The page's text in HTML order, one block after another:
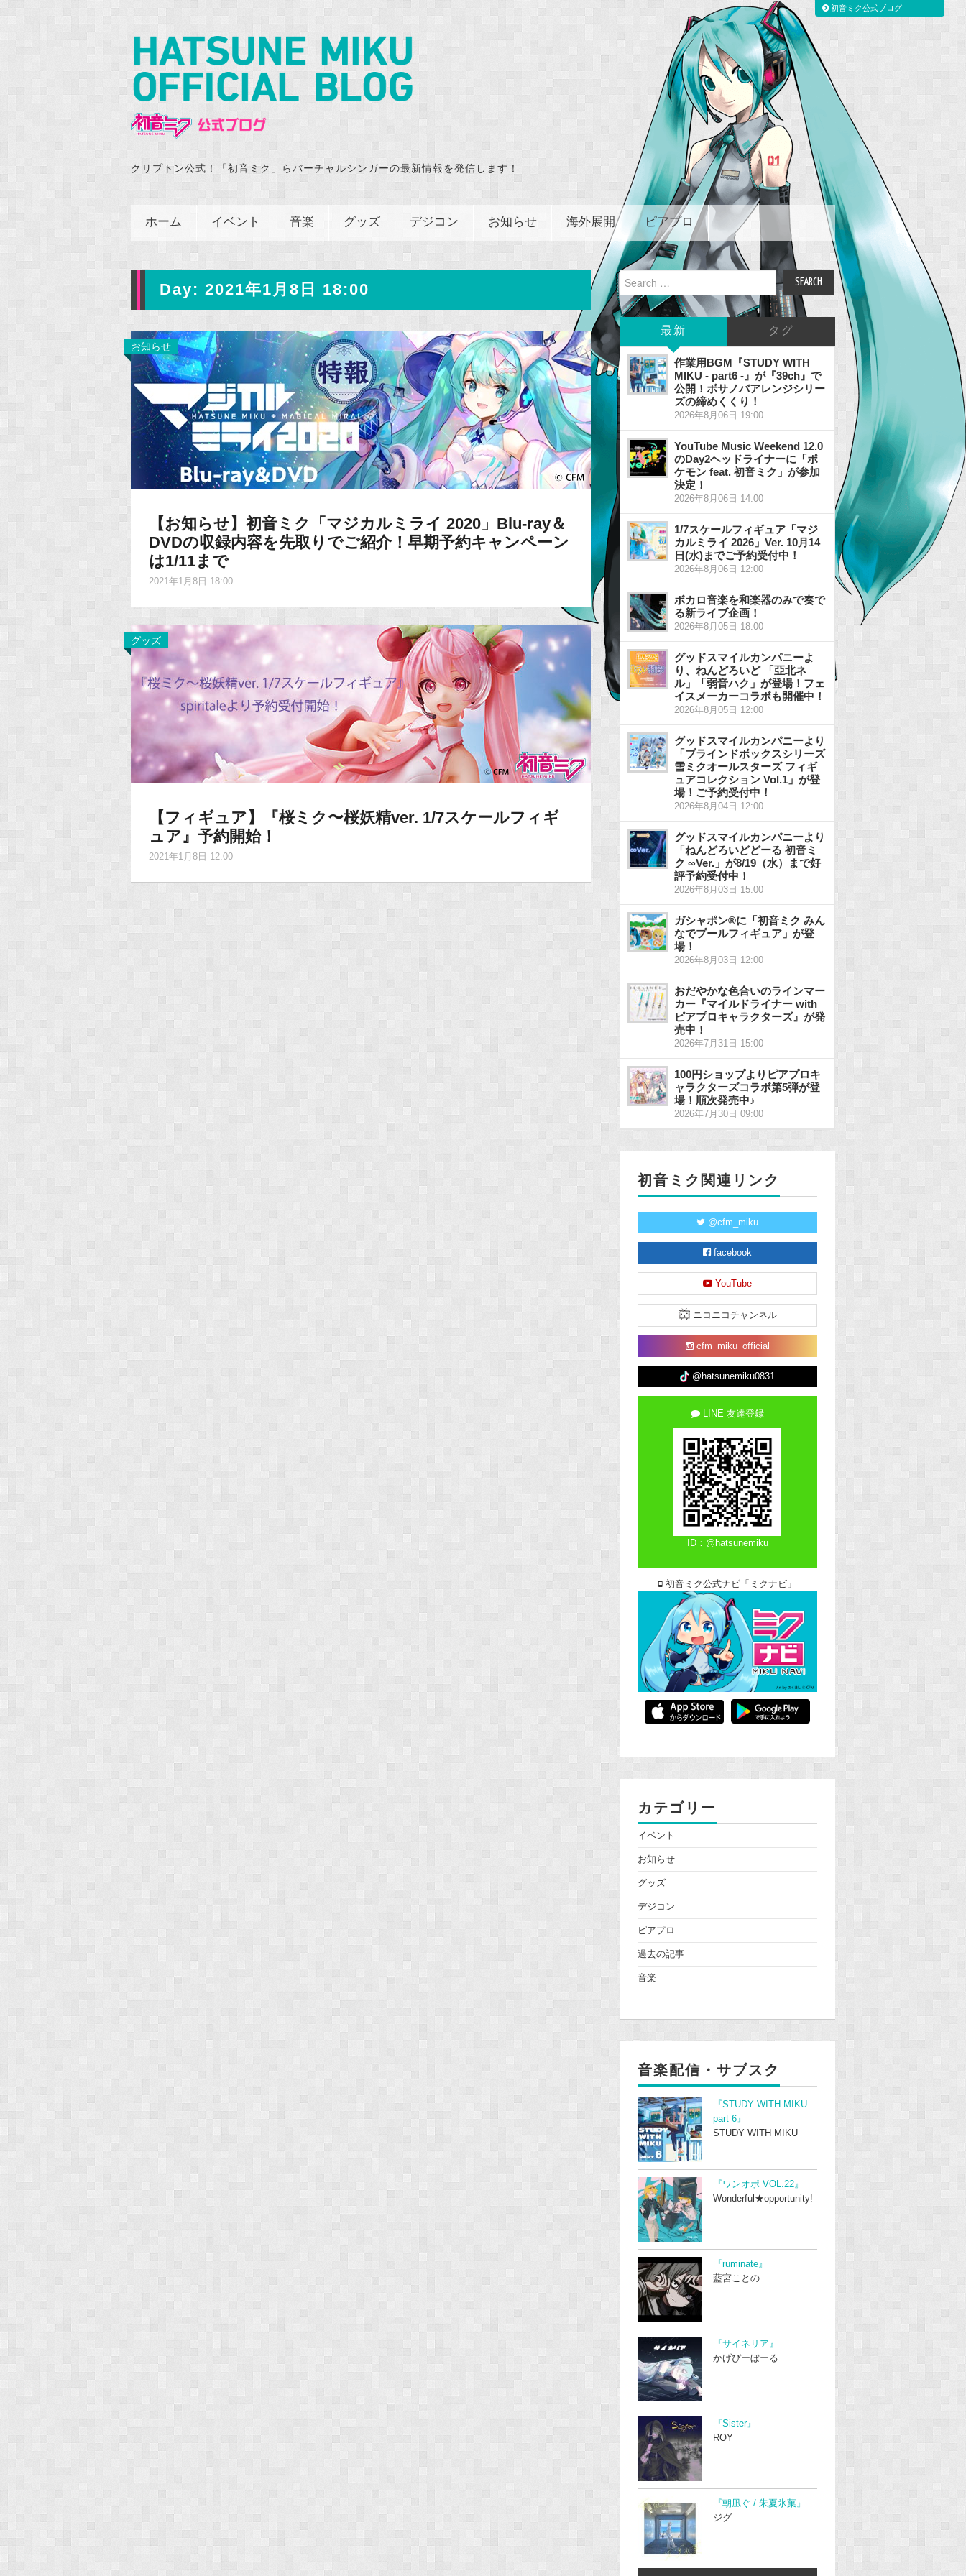
クリプトン公式！「初音ミク」らバーチャルシンガーの最新情報を発信します！
ホーム イベント 音楽 グッズ デジコン お知らせ 海外展開 ピアプロ
Day: 2021年1月8日 18:00
お知らせ
【お知らせ】初音ミク「マジカルミライ 2020」Blu-ray＆
DVDの収録内容を先取りでご紹介！早期予約キャンペーン
は1/11まで
2021年1月8日 18:00
グッズ
【フィギュア】『桜ミク〜桜妖精ver. 1/7スケールフィギ
ュア』予約開始！
2021年1月8日 12:00
Search
for:
最新 タグ
作業用BGM『STUDY WITH
MIKU - part6 -』が『39ch』で
公開！ボサノバアレンジシリー
ズの締めくくり！
2026年8月06日 19:00
YouTube Music Weekend 12.0
のDay2ヘッドライナーに「ポ
ケモン feat. 初音ミク」が参加
決定！
2026年8月06日 14:00
1/7スケールフィギュア「マジ
カルミライ 2026」Ver. 10月14
日(水)までご予約受付中！
2026年8月06日 12:00
ボカロ音楽を和楽器のみで奏で
る新ライブ企画！
2026年8月05日 18:00
グッドスマイルカンパニーよ
り、ねんどろいど 「亞北ネ
ル」「弱音ハク」が登場！フェ
イスメーカーコラボも開催中！
2026年8月05日 12:00
グッドスマイルカンパニーより
「ブラインドボックスシリーズ
雪ミクオールスターズ フィギ
ュアコレクション Vol.1」が登
場！ご予約受付中！
2026年8月04日 12:00
グッドスマイルカンパニーより
「ねんどろいどどーる 初音ミ
ク ∞Ver.」が8/19（水）まで好
評予約受付中！
2026年8月03日 15:00
ガシャポン®に「初音ミク みん
なでプールフィギュア」が登
場！
2026年8月03日 12:00
おだやかな色合いのラインマー
カー『マイルドライナー with
ピアプロキャラクターズ』が発
売中！
2026年7月31日 15:00
100円ショップよりピアプロキ
ャラクターズコラボ第5弾が登
場！順次発売中♪
2026年7月30日 09:00
初音ミク関連リンク
@cfm_miku
facebook
YouTube
ニコニコチャンネル
cfm_miku_official
@hatsunemiku0831
LINE 友達登録
ID：@hatsunemiku
初音ミク公式ナビ「ミクナビ」
カテゴリー
イベント
お知らせ
グッズ
デジコン
ピアプロ
過去の記事
音楽
音楽配信・サブスク
『STUDY WITH MIKU
part 6』
STUDY WITH MIKU
『ワンオポ VOL.22』
Wonderful★opportunity!
『ruminate』
藍宮ことの
『サイネリア』
かげぴーぼーる
『Sister』
ROY
『朝凪ぐ / 朱夏氷菓』
ジグ
初音ミク公式ブログ